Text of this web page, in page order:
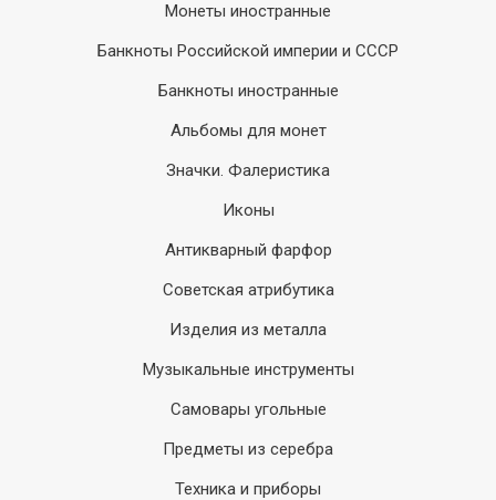
Монеты иностранные
Банкноты Российской империи и СССР
Банкноты иностранные
Альбомы для монет
Значки. Фалеристика
Иконы
Антикварный фарфор
Советская атрибутика
Изделия из металла
Музыкальные инструменты
Самовары угольные
Предметы из серебра
Техника и приборы